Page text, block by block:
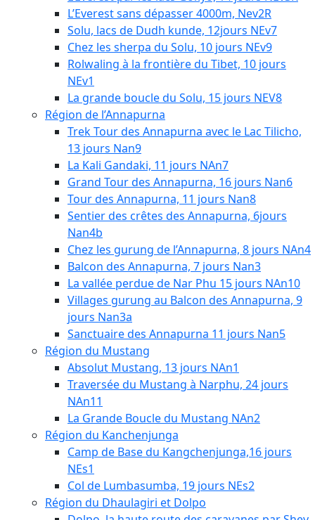
L’Everest sans dépasser 4000m, Nev2R
Solu, lacs de Dudh kunde, 12jours NEv7
Chez les sherpa du Solu, 10 jours NEv9
Rolwaling à la frontière du Tibet, 10 jours
NEv1
La grande boucle du Solu, 15 jours NEV8
Région de l’Annapurna
Trek Tour des Annapurna avec le Lac Tilicho,
13 jours Nan9
La Kali Gandaki, 11 jours NAn7
Grand Tour des Annapurna, 16 jours Nan6
Tour des Annapurna, 11 jours Nan8
Sentier des crêtes des Annapurna, 6jours
Nan4b
Chez les gurung de l’Annapurna, 8 jours NAn4
Balcon des Annapurna, 7 jours Nan3
La vallée perdue de Nar Phu 15 jours NAn10
Villages gurung au Balcon des Annapurna, 9
jours Nan3a
Sanctuaire des Annapurna 11 jours Nan5
Région du Mustang
Absolut Mustang, 13 jours NAn1
Traversée du Mustang à Narphu, 24 jours
NAn11
La Grande Boucle du Mustang NAn2
Région du Kanchenjunga
Camp de Base du Kangchenjunga,16 jours
NEs1
Col de Lumbasumba, 19 jours NEs2
Région du Dhaulagiri et Dolpo